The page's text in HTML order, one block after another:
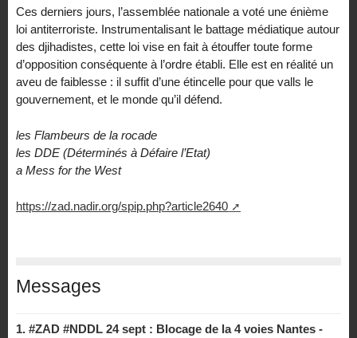
Ces derniers jours, l’assemblée nationale a voté une énième
loi antiterroriste. Instrumentalisant le battage médiatique autour
des djihadistes, cette loi vise en fait à étouffer toute forme
d’opposition conséquente à l’ordre établi. Elle est en réalité un
aveu de faiblesse : il suffit d’une étincelle pour que valls le
gouvernement, et le monde qu’il défend.
les Flambeurs de la rocade
les DDE (Déterminés à Défaire l’Etat)
a Mess for the West
https://zad.nadir.org/spip.php?article2640
Messages
1. #ZAD #NDDL 24 sept : Blocage de la 4 voies Nantes -